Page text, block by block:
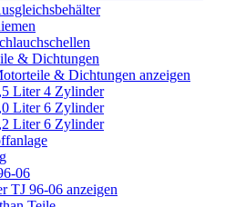
& Dichtungen
& Dichtungen anzeigen
Liter 4 Zylinder
Liter 6 Zylinder
Liter 6 Zylinder
06
TJ 96-06 anzeigen